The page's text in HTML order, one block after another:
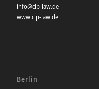
info@clp-law.de
www.clp-law.de
Berlin